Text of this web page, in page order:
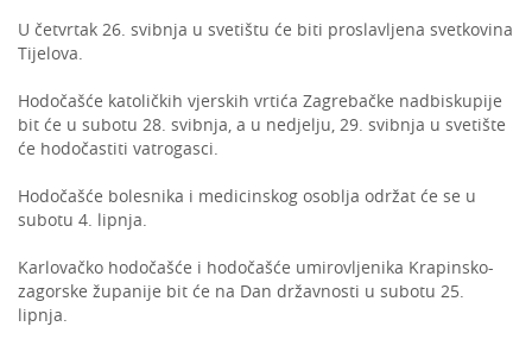
U četvrtak 26. svibnja u svetištu će biti proslavljena svetkovina
Tijelova.
Hodočašće katoličkih vjerskih vrtića Zagrebačke nadbiskupije
bit će u subotu 28. svibnja, a u nedjelju, 29. svibnja u svetište
će hodočastiti vatrogasci.
Hodočašće bolesnika i medicinskog osoblja održat će se u
subotu 4. lipnja.
Karlovačko hodočašće i hodočašće umirovljenika Krapinsko-
zagorske županije bit će na Dan državnosti u subotu 25.
lipnja.